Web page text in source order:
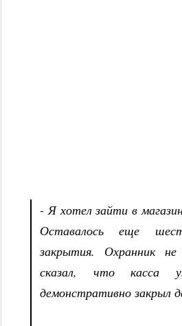
- Я хотел зайти в
Оставалось еще
закрытия. Охранник
сказал, что касса
демонстративно закрыл